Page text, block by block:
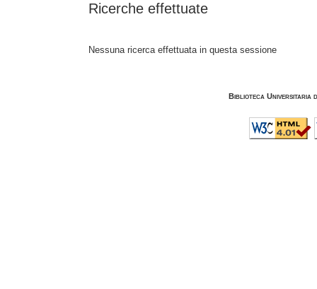
Ricerche effettuate
Nessuna ricerca effettuata in questa sessione
Biblioteca Universitaria